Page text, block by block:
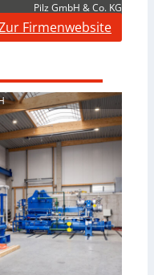
Pilz GmbH & Co. KG
Firmenwebsite